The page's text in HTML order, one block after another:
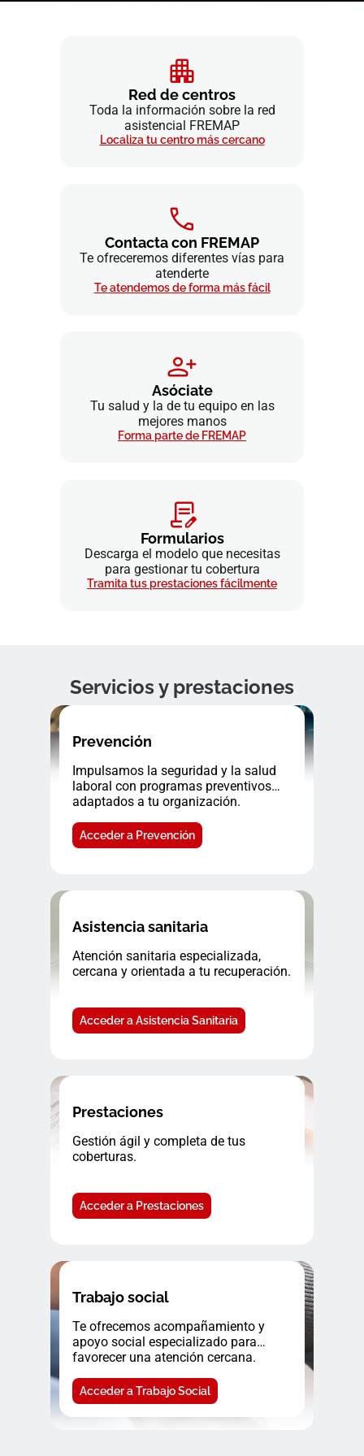
Red de centros
Toda la información sobre la red
asistencial FREMAP
Localiza tu centro más cercano
Contacta con FREMAP
Te ofreceremos diferentes vías para
atenderte
Te atendemos de forma más fácil
Asóciate
Tu salud y la de tu equipo en las
mejores manos
Forma parte de FREMAP
Formularios
Descarga el modelo que necesitas
para gestionar tu cobertura
Tramita tus prestaciones fácilmente
Servicios y prestaciones
Prevención
Impulsamos la seguridad y la salud
laboral con programas preventivos
adaptados a tu organización.
Acceder a Prevención
Asistencia sanitaria
Atención sanitaria especializada,
cercana y orientada a tu recuperación.
Acceder a Asistencia Sanitaria
Prestaciones
Gestión ágil y completa de tus
coberturas.
Acceder a Prestaciones
Trabajo social
Te ofrecemos acompañamiento y
apoyo social especializado para
favorecer una atención cercana.
Acceder a Trabajo Social